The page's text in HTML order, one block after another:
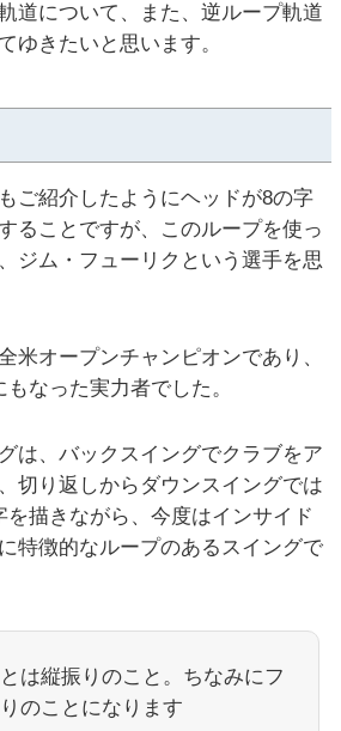
道について、また、逆ループ軌道
ゆきたいと思います。
ご紹介したようにヘッドが8の字
ることですが、このループを使っ
ジム・フューリクという選手を思
米オープンチャンピオンであり、
なった実力者でした。
は、バックスイングでクラブをア
切り返しからダウンスイングでは
を描きながら、今度はインサイド
特徴的なループのあるスイングで
は縦振りのこと。ちなみにフ
のことになります